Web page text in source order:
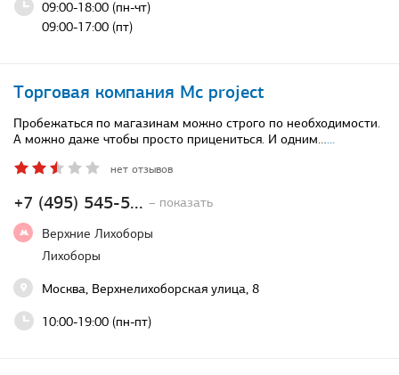
09:00-18:00 (пн-чт)
09:00-17:00 (пт)
Торговая компания Mc project
+7 (495) 545-5... – показать
Верхние Лихоборы
Лихоборы
Москва, Верхнелихоборская улица, 8
10:00-19:00 (пн-пт)
Пробежаться по магазинам можно строго по необходимости.
А можно даже чтобы просто прицениться. И одним…...
нет отзывов